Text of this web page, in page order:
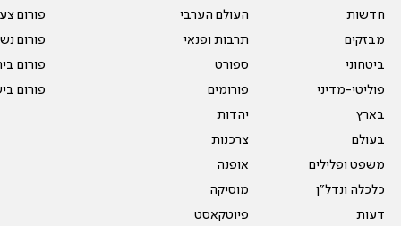
חדשות
מבזקים
ביטחוני
פוליטי-מדיני
בארץ
בעולם
משפט ופלילים
כלכלה ונדל"ן
דעות
העולם הערבי
תרבות ופנאי
ספורט
פורומים
יהדות
צרכנות
אופנה
מוסיקה
פיוטקאסט
פורום
פורום
פורום
פורום